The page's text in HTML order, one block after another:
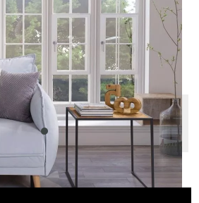
weeks| del. 28. Aug - 4. Sep
Color: Anthrazit